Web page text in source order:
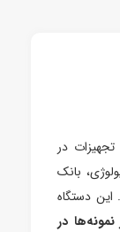
در
بانک
دستگاه
در